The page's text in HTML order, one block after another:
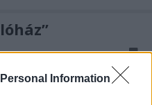
Information
mellett sűrűn jelennek